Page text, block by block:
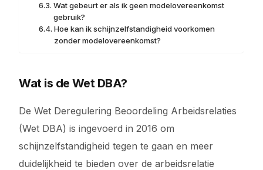
Wat gebeurt er als ik geen modelovereenkomst
gebruik?
Hoe kan ik schijnzelfstandigheid voorkomen
zonder modelovereenkomst?
Wat is de Wet DBA?
De Wet Deregulering Beoordeling Arbeidsrelaties
(Wet DBA) is ingevoerd in 2016 om
schijnzelfstandigheid tegen te gaan en meer
duidelijkheid te bieden over de arbeidsrelatie